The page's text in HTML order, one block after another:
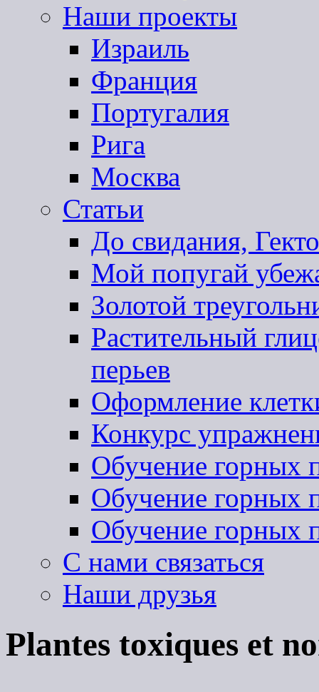
Наши проекты
Израиль
Франция
Португалия
Рига
Москва
Статьи
До свидания,
Мой попугай
Золотой
Растительный
перьев
Оформление
Конкурс
Обучение горных
Обучение горных
Обучение горных
С нами связаться
Наши друзья
Plantes toxiques et